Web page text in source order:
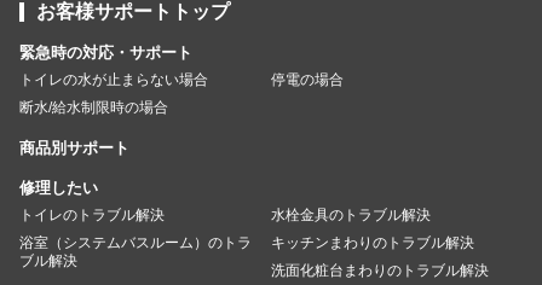
お客様サポートトップ
緊急時の対応・サポート
トイレの水が止まらない場合
停電の場合
断水/給水制限時の場合
商品別サポート
修理したい
トイレのトラブル解決
水栓金具のトラブル解決
浴室（システムバスルーム）のトラ
ブル解決
キッチンまわりのトラブル解決
洗面化粧台まわりのトラブル解決